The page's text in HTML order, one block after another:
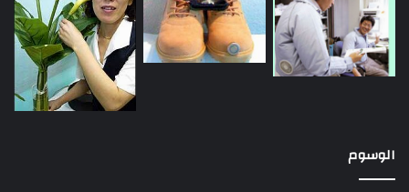
الوسوم